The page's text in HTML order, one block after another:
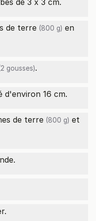
de 3 x 3 cm.
de terre (800 g) en
gousses).
d'environ 16 cm.
de terre (800 g) et